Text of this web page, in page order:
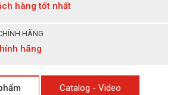
hàng tốt nhất
HÃNG
hãng
Catalog - Video